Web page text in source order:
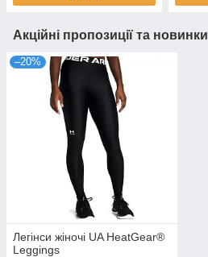
Акційні пропозиції та новинки
–20%
Легінси жіночі UA HeatGear®
Leggings